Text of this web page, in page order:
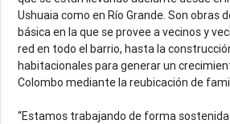
Ushuaia como en Río Grande. Son obras
básica en la que se provee a vecinos y
red en todo el barrio, hasta la
habitacionales para generar un
Colombo mediante la reubicación de
“Estamos trabajando de forma